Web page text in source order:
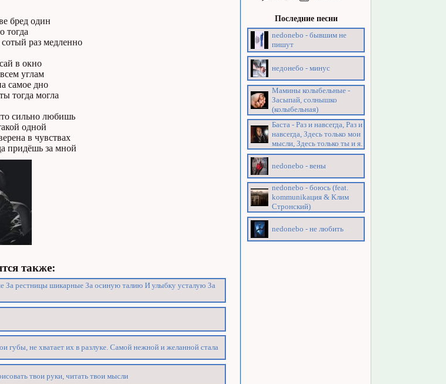
бред один
тогда
раз медленно
в окно
углам
самое дно
тогда могла
сильно любишь
одной
в чувствах
придёшь за мной
также:
За рестницы шикарные За осиную талию И улыбку усталую За
губы, не хватает их в разлуке. Самой нежной и желанной стала
твои руки, читать твои мысли
Последние песни
nedonebo - бывшим не
пишут
недонебо - минус
Мамины колыбельные -
Засыпай, солнышко
(колыбельная)
Баста - Раз и навсегда, Раз и
навсегда, Здесь только мои
мысли, Здесь только ты и я.
nedonebo - вены
nedonebo - боюсь (feat.
kommunikация & Клим
Стронский)
nedonebo - не любить